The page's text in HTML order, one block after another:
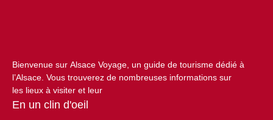
Bienvenue sur Alsace Voyage, un guide de tourisme dédié à
l’Alsace. Vous trouverez de nombreuses informations sur
les lieux à visiter et leur
En un clin d'oeil